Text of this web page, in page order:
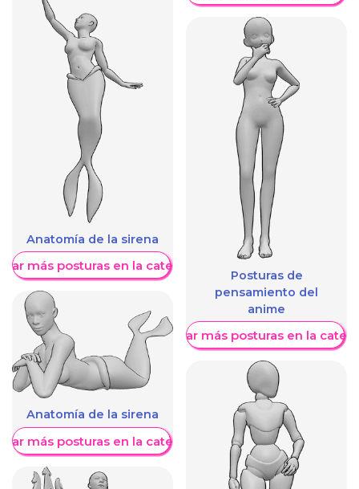
Anatomía de la sirena
más posturas en la categoría
Anatomía de la sirena
más posturas en la categoría
Posturas de
pensamiento del
anime
Mostrar más posturas en la